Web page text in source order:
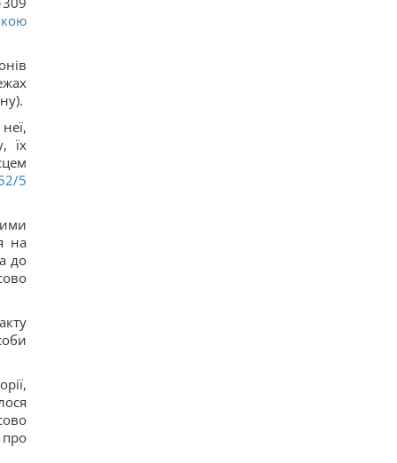
їх
5
на
до
про